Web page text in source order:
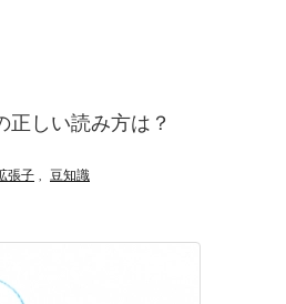
正しい読み方は？
張子 , 豆知識